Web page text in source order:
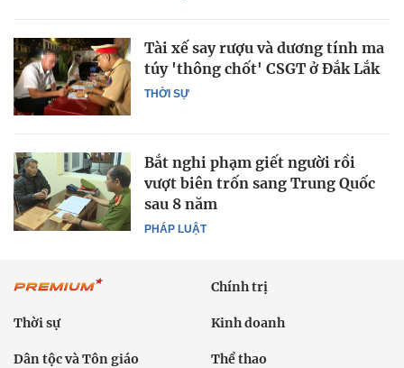
THỜI SỰ
Tài xế say rượu và dương tính ma
túy 'thông chốt' CSGT ở Đắk Lắk
PHÁP LUẬT
Bắt nghi phạm giết người rồi
vượt biên trốn sang Trung Quốc
sau 8 năm
Chính trị
Thời sự Kinh doanh
Dân tộc và Tôn giáo Thể thao